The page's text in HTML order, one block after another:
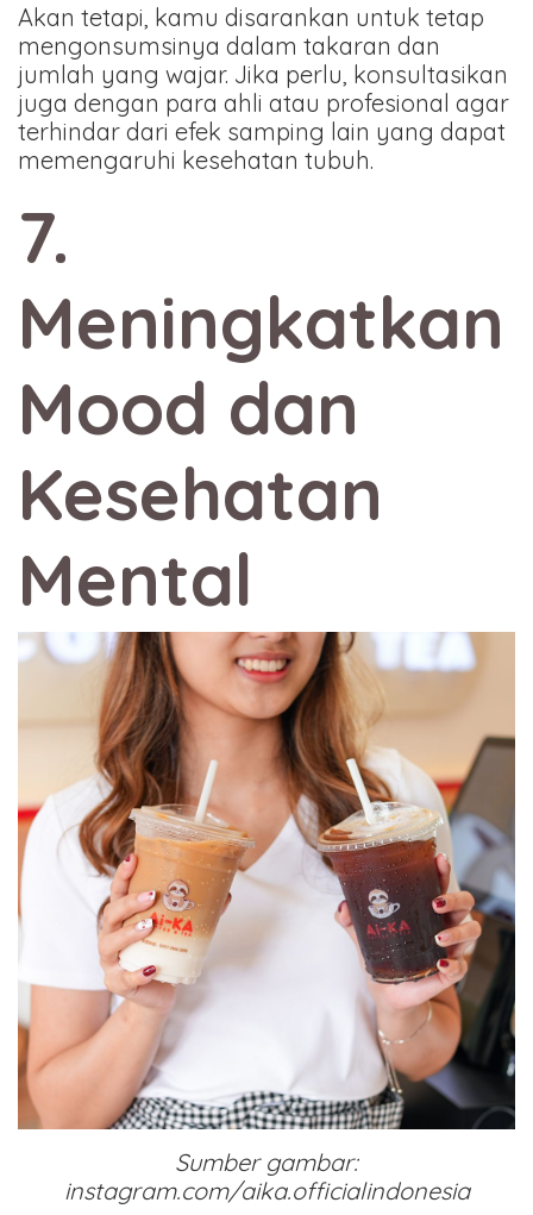
Akan tetapi, kamu disarankan untuk tetap
mengonsumsinya dalam takaran dan
jumlah yang wajar. Jika perlu, konsultasikan
juga dengan para ahli atau profesional agar
terhindar dari efek samping lain yang dapat
memengaruhi kesehatan tubuh.
7.
Meningkatkan
Mood dan
Kesehatan
Mental
Sumber gambar:
instagram.com/aika.officialindonesia